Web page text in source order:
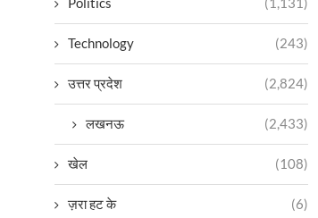
Technology (243)
उत्तर प्रदेश (2,824)
लखनऊ (2,433)
खेल (108)
ज़रा हट के (6)